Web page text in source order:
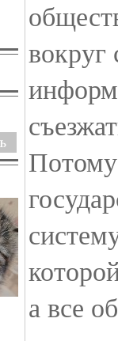
от drunktwi
вокруг
а все